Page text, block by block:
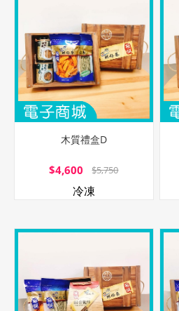
木質禮盒D
$4,600 $5,750
冷凍